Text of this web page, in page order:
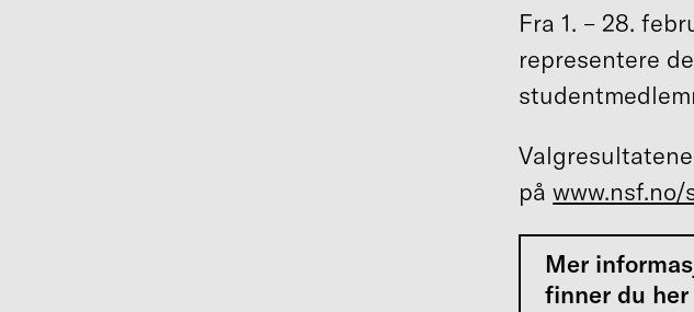
Fra 1. – 28.
representere
på
Mer
finner du her